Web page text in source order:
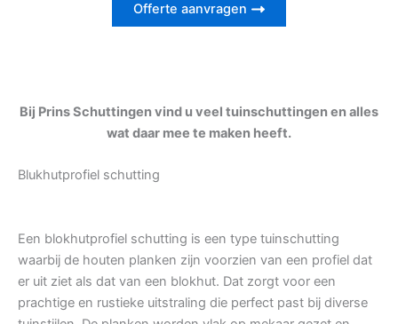
Offerte aanvragen
Bij Prins Schuttingen vind u veel tuinschuttingen en alles
wat daar mee te maken heeft.
Blukhutprofiel schutting
Een blokhutprofiel schutting is een type tuinschutting
waarbij de houten planken zijn voorzien van een profiel dat
er uit ziet als dat van een blokhut. Dat zorgt voor een
prachtige en rustieke uitstraling die perfect past bij diverse